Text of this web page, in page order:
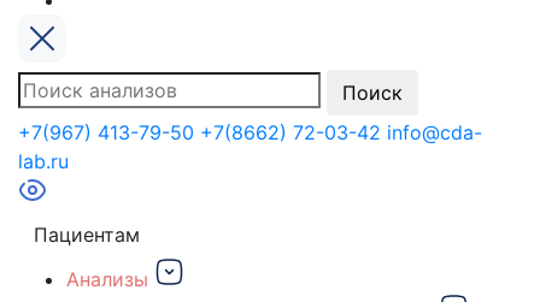
Поиск
по:
Поиск
+7(967) 413-79-50 +7(8662) 72-03-42 info@cda-
lab.ru
Пациентам
Анализы